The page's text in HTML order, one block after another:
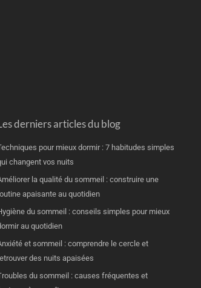
derniers articles du blog
pour mieux dormir : 7 habitudes simples
changent vos nuits
la qualité du sommeil : construire une
apaisante au quotidien
du sommeil : conseils simples pour mieux
au quotidien
et sommeil : comprendre le cercle et
des nuits apaisées
du sommeil : causes fréquentes et